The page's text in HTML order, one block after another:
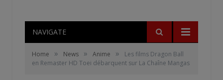
NAVIGATE
Home » News » Anime »
Les films Dragon Ball
en Remaster HD Toei débarquent sur La Chaîne Mangas